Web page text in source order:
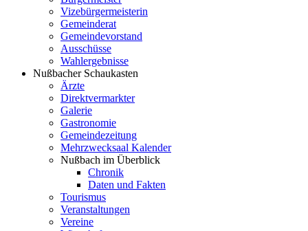
Vizebürgermeisterin
Gemeinderat
Gemeindevorstand
Ausschüsse
Wahlergebnisse
Nußbacher Schaukasten
Ärzte
Direktvermarkter
Galerie
Gastronomie
Gemeindezeitung
Mehrzwecksaal Kalender
Nußbach im Überblick
Chronik
Daten und Fakten
Tourismus
Veranstaltungen
Vereine